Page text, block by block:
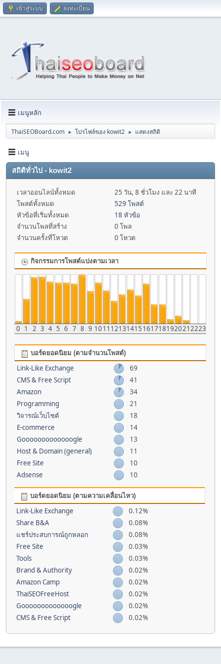
เข้าสู่ระบบ ลงทะเบียน
เมนูหลัก
ThaiSEOBoard.com ► โปรไฟล์ของ kowit2 ► แสดงสถิติ
เมนู
สถิติทั่วไป - kowit2
เวลาออนไลน์ทั้งหมด
25 วัน, 8 ชั่วโมง และ 22 นาที
โพสต์ทั้งหมด
529 โพสต์
หัวข้อที่เริ่มทั้งหมด
18 หัวข้อ
จำนวนโพลที่สร้าง
0 โพล
จำนวนครั้งที่โหวต
0 โหวต
กิจกรรมการโพสต์แบ่งตามเวลา
0 1 2 3 4 5 6 7 8 9 1011 121314151617181920212223
บอร์ดยอดนิยม (ตามจำนวนโพสต์)
Link-Like Exchange
69
CMS & Free Script
41
Amazon
34
Programming
21
วิจารณ์เว็บไซต์
18
E-commerce
14
Gooooooooooooogle
13
Host & Domain (general)
11
Free Site
10
Adsense
10
บอร์ดยอดนิยม (ตามความเคลื่อนไหว)
Link-Like Exchange
0.12%
Share B&A
0.08%
แชร์ประสบการณ์ถูกหลอก
0.08%
Free Site
0.03%
Tools
0.03%
Brand & Authority
0.02%
Amazon Camp
0.02%
ThaiSEOFreeHost
0.02%
Gooooooooooooogle
0.02%
CMS & Free Script
0.02%